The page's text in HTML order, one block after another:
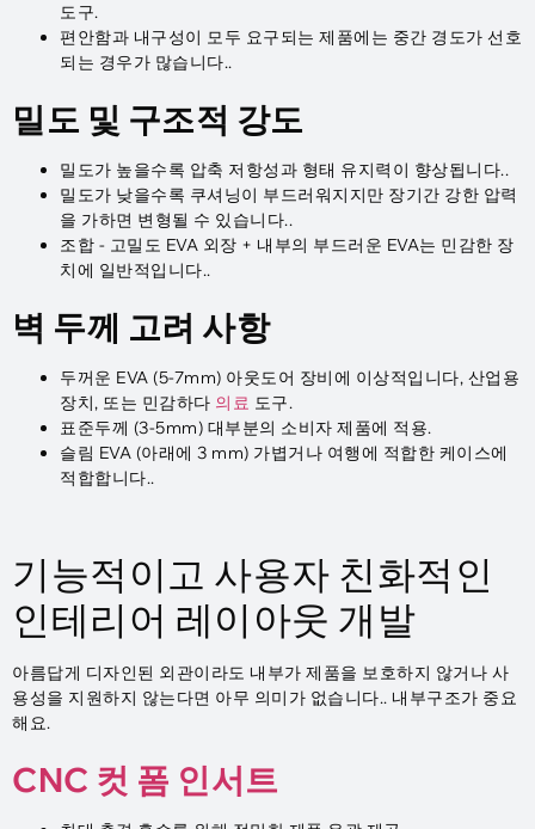
도구.
편안함과 내구성이 모두 요구되는 제품에는 중간 경도가 선호
되는 경우가 많습니다..
밀도 및 구조적 강도
밀도가 높을수록 압축 저항성과 형태 유지력이 향상됩니다..
밀도가 낮을수록 쿠셔닝이 부드러워지지만 장기간 강한 압력
을 가하면 변형될 수 있습니다..
조합 - 고밀도 EVA 외장 + 내부의 부드러운 EVA는 민감한 장
치에 일반적입니다..
벽 두께 고려 사항
두꺼운 EVA (5-7mm) 아웃도어 장비에 이상적입니다, 산업용
장치, 또는 민감하다 의료 도구.
표준두께 (3-5mm) 대부분의 소비자 제품에 적용.
슬림 EVA (아래에 3 mm) 가볍거나 여행에 적합한 케이스에
적합합니다..
기능적이고 사용자 친화적인
인테리어 레이아웃 개발
아름답게 디자인된 외관이라도 내부가 제품을 보호하지 않거나 사
용성을 지원하지 않는다면 아무 의미가 없습니다.. 내부구조가 중요
해요.
CNC 컷 폼 인서트